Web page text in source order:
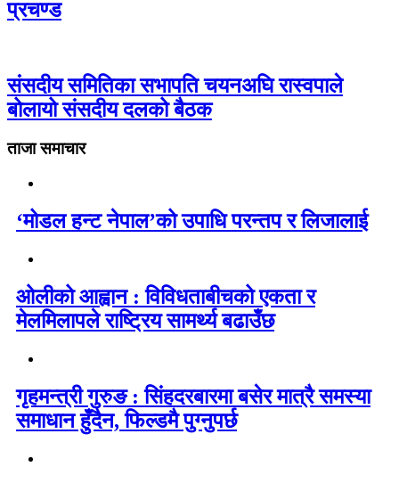
प्रचण्ड
संसदीय समितिका सभापति चयनअघि रास्वपाले
बोलायो संसदीय दलको बैठक
ताजा समाचार
‘मोडल हन्ट नेपाल’को उपाधि परन्तप र लिजालाई
ओलीको आह्वान : विविधताबीचको एकता र
मेलमिलापले राष्ट्रिय सामर्थ्य बढाउँछ
गृहमन्त्री गुरुङ : सिंहदरबारमा बसेर मात्रै समस्या
समाधान हुँदैन, फिल्डमै पुग्नुपर्छ